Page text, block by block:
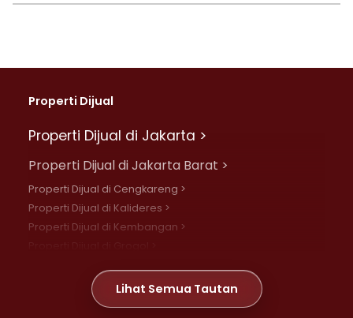
Properti Dijual
Properti Dijual di Jakarta >
Properti Dijual di Jakarta Barat >
Properti Dijual di Cengkareng >
Properti Dijual di Kalideres >
Properti Dijual di Kembangan >
Properti Dijual di Meruya >
Properti Dijual di Jelambar >
Lihat Semua Tautan